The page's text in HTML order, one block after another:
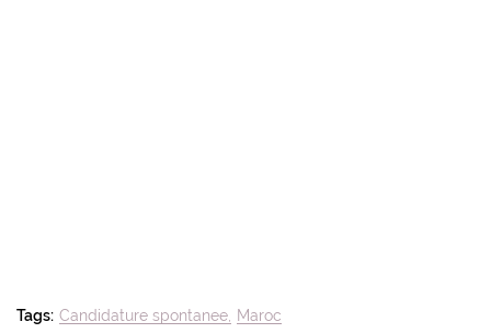
Tags: Candidature spontanee Maroc